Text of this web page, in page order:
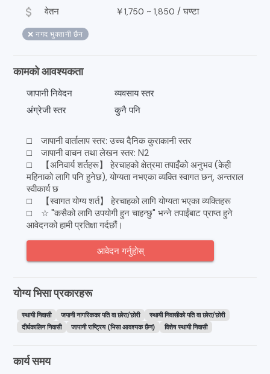
attach_money वेतन ￥1,750 ~ 1,850 /घण्टा
❌ नगद भुक्तानी छैन
कामको आवश्यकता
जापानी निवेदन
व्यवसाय स्तर
अंग्रेजी स्तर
कुनै पनि
□ जापानी वार्तालाप स्तर: उच्च दैनिक कुराकानी स्तर
□ जापानी वाचन तथा लेखन स्तर: N2
□ 【अनिवार्य शर्तहरू】 हेरचाहको क्षेत्रमा तपाइँको अनुभव (केही
महिनाको लागि पनि हुनेछ), योग्यता नभएका व्यक्ति स्वागत छन्, अन्तराल
स्वीकार्य छ
□ 【स्वागत योग्य शर्त】 हेरचाहको लागि योग्यता भएका व्यक्तिहरू
□ ☆ "कसैको लागि उपयोगी हुन चाहन्छु" भन्ने तपाईंबाट प्राप्त हुने
आवेदनको हामी प्रतिक्षा गर्दछौं।
आवेदन गर्नुहोस्
योग्य भिसा प्रकारहरू
स्थायी निवासी जपानी नागरिकका पति वा छोरा/छोरी
स्थायी निवासीको पति वा छोरा/छोरी
दीर्घकालिन निवासी
जापानी राष्ट्रिय (भिसा आवश्यक छैन) विशेष स्थायी निवासी
कार्य समय